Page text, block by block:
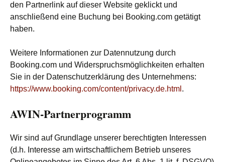
den Partnerlink auf dieser Website geklickt und
anschließend eine Buchung bei Booking.com getätigt
haben.
Weitere Informationen zur Datennutzung durch
Booking.com und Widerspruchsmöglichkeiten erhalten
Sie in der Datenschutzerklärung des Unternehmens:
https://www.booking.com/content/privacy.de.html .
AWIN-Partnerprogramm
Wir sind auf Grundlage unserer berechtigten Interessen
(d.h. Interesse am wirtschaftlichem Betrieb unseres